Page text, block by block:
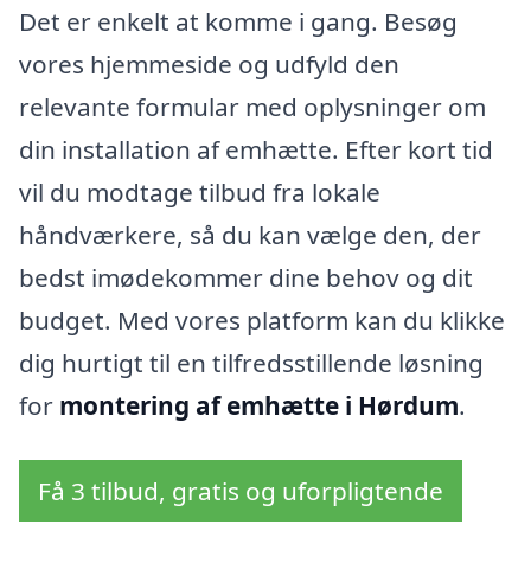
Det er enkelt at komme i gang. Besøg
vores hjemmeside og udfyld den
relevante formular med oplysninger om
din installation af emhætte. Efter kort tid
vil du modtage tilbud fra lokale
håndværkere, så du kan vælge den, der
bedst imødekommer dine behov og dit
budget. Med vores platform kan du klikke
dig hurtigt til en tilfredsstillende løsning
for montering af emhætte i Hørdum.
Få 3 tilbud, gratis og uforpligtende